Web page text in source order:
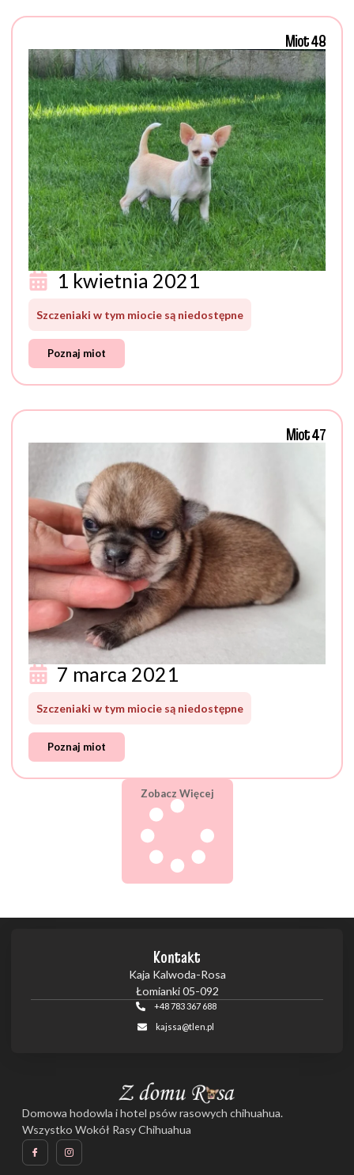
Miot 48
1 kwietnia 2021
Szczeniaki w tym miocie są niedostępne
Poznaj miot
Miot 47
7 marca 2021
Szczeniaki w tym miocie są niedostępne
Poznaj miot
Zobacz Więcej
Domowa hodowla i hotel psów rasowych chihuahua.
Wszystko Wokół Rasy Chihuahua
Kontakt
Kaja Kalwoda-Rosa
Łomianki 05-092
+48 783 367 688
kajssa@tlen.pl